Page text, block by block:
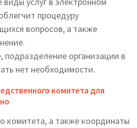
процедуру
вопросов, а также
подразделение организации в
нет необходимости.
комитета для
комитета, а также координаты